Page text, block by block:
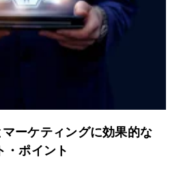
ーケティングに効果的な
・ポイント